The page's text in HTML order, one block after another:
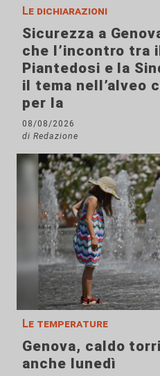
Le dichiarazioni
Sicurezza a
che l’incontro tra
Piantedosi e la
il tema nell’alveo
per la
08/08/2026
di Redazione
Le temperature
Genova, caldo
anche lunedì